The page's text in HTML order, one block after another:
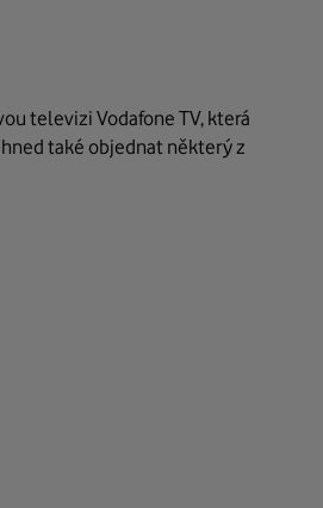
televizi Vodafone TV, která
také objednat některý z